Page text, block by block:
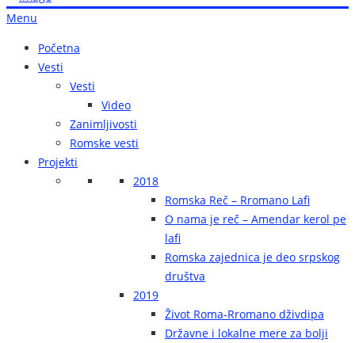
Menu
Početna
Vesti
Vesti
Video
Zanimljivosti
Romske vesti
Projekti
2018
Romska Reč – Rromano Lafi
O nama je reč – Amendar kerol pe
lafi
Romska zajednica je deo srpskog
društva
2019
Život Roma-Rromano dživdipa
Državne i lokalne mere za bolji